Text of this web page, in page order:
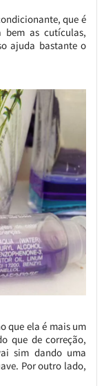
que é
bem as cutículas,
ajuda bastante o
que ela é mais um
que de correção,
sim dando uma
Por outro lado,